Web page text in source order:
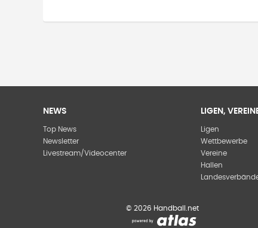
NEWS
Top News
Newsletter
Livestream/Videocenter
LIGEN,
Ligen
Wettbewerbe
Vereine
Hallen
© 2026 Handball.net